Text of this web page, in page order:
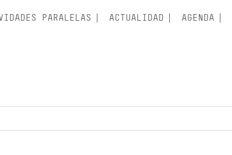
PARALELAS ACTUALIDAD AGENDA